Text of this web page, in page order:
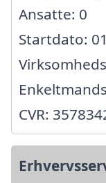
Ansatte: 0
Startdato:
CVR: